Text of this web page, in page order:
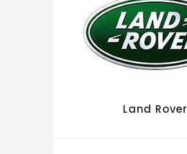
Land Rover